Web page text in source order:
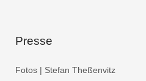
Presse
Fotos | Stefan Theßenvitz